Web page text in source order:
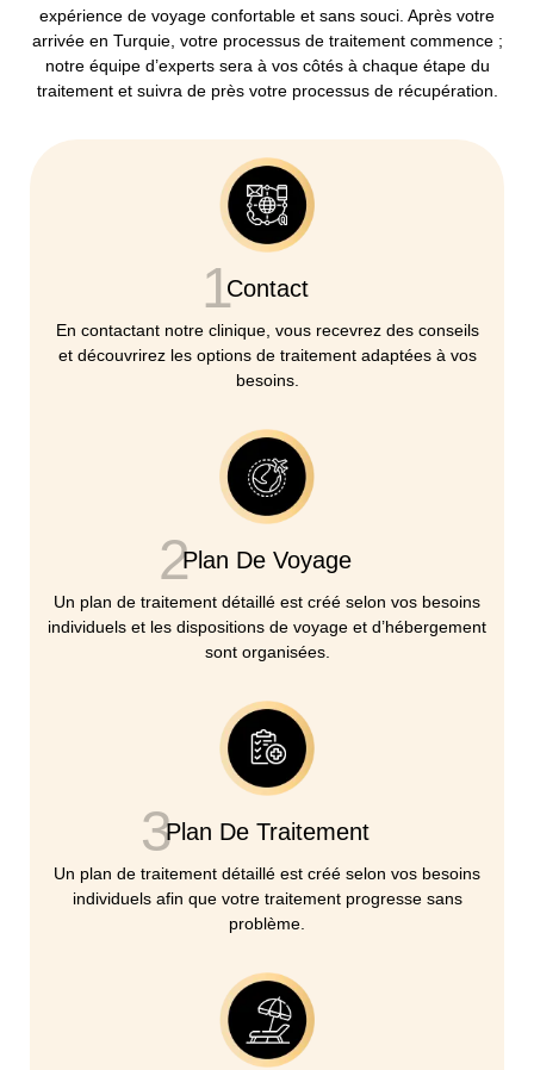
expérience de voyage confortable et sans souci. Après votre
arrivée en Turquie, votre processus de traitement commence ;
notre équipe d’experts sera à vos côtés à chaque étape du
traitement et suivra de près votre processus de récupération.
1Contact
En contactant notre clinique, vous recevrez des conseils
et découvrirez les options de traitement adaptées à vos
besoins.
2Plan De Voyage
Un plan de traitement détaillé est créé selon vos besoins
individuels et les dispositions de voyage et d’hébergement
sont organisées.
3Plan De Traitement
Un plan de traitement détaillé est créé selon vos besoins
individuels afin que votre traitement progresse sans
problème.